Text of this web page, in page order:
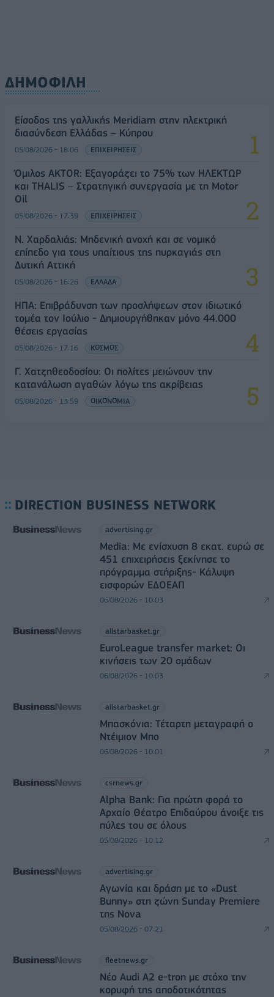
ΔΗΜΟΦΙΛΗ
Είσοδος της γαλλικής Meridiam στην ηλεκτρική
διασύνδεση Ελλάδας – Κύπρου
05/08/2026 - 18:06 ΕΠΙΧΕΙΡΗΣΕΙΣ
Όμιλος AKTOR: Εξαγοράζει το 75% των ΗΛΕΚΤΩΡ
και THALIS – Στρατηγική συνεργασία με τη Motor
Oil
05/08/2026 - 17:39 ΕΠΙΧΕΙΡΗΣΕΙΣ
Ν. Χαρδαλιάς: Μηδενική ανοχή και σε νομικό
επίπεδο για τους υπαίτιους της πυρκαγιάς στη
Δυτική Αττική
05/08/2026 - 16:26 ΕΛΛΑΔΑ
ΗΠΑ: Επιβράδυνση των προσλήψεων στον ιδιωτικό
τομέα τον Ιούλιο - Δημιουργήθηκαν μόνο 44.000
θέσεις εργασίας
05/08/2026 - 17:16 ΚΟΣΜΟΣ
Γ. Χατζηθεοδοσίου: Οι πολίτες μειώνουν την
κατανάλωση αγαθών λόγω της ακρίβειας
05/08/2026 - 13:59 ΟΙΚΟΝΟΜΙΑ
DIRECTION BUSINESS NETWORK
advertising.gr
Media: Με ενίσχυση 8 εκατ. ευρώ σε
451 επιχειρήσεις ξεκίνησε το
πρόγραμμα στήριξης- Κάλυψη
εισφορών ΕΔΟΕΑΠ
06/08/2026 - 10:03
allstarbasket.gr
EuroLeague transfer market: Οι
κινήσεις των 20 ομάδων
06/08/2026 - 10:03
allstarbasket.gr
Μπασκόνια: Τέταρτη μεταγραφή ο
Ντέιμιον Μπο
06/08/2026 - 10:01
csrnews.gr
Alpha Bank: Για πρώτη φορά το
Αρχαίο Θέατρο Επιδαύρου άνοιξε τις
πύλες του σε όλους
05/08/2026 - 10:12
advertising.gr
Αγωνία και δράση με το «Dust
Bunny» στη ζώνη Sunday Premiere
της Nova
05/08/2026 - 07:21
fleetnews.gr
Νέο Audi A2 e-tron με στόχο την
κορυφή της αποδοτικότητας